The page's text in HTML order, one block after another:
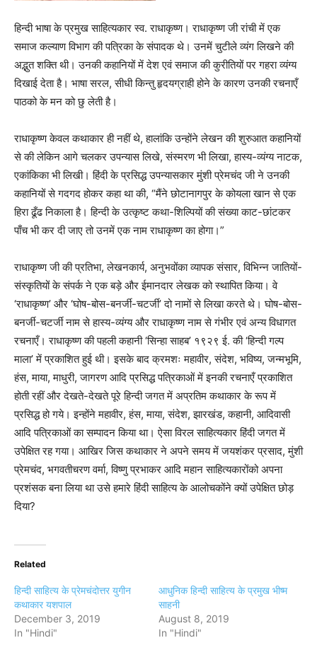
हिन्दी भाषा के प्रमुख साहित्यकार स्व. राधाकृष्ण। राधाकृष्ण जी रांची में एक
समाज कल्याण विभाग की पत्रिका के संपादक थे। उनमें चुटीले व्यंग लिखने की
अद्भुत शक्ति थी। उनकी कहानियों में देश एवं समाज की कुरीतियों पर गहरा व्यंग्य
दिखाई देता है। भाषा सरल, सीधी किन्तु हृदयग्राही होने के कारण उनकी रचनाएँ
पाठको के मन को छु लेती है।
राधाकृष्ण केवल कथाकार ही नहीं थे, हालांकि उन्होंने लेखन की शुरुआत कहानियों
से की लेकिन आगे चलकर उपन्यास लिखे, संस्मरण भी लिखा, हास्य-व्यंग्य नाटक,
एकांकिका भी लिखी। हिंदी के प्रसिद्ध उपन्यासकार मुंशी प्रेमचंद जी ने उनकी
कहानियों से गदगद होकर कहा था की, “मैंने छोटानागपुर के कोयला खान से एक
हिरा ढूँढ निकाला है। हिन्दी के उत्कृष्ट कथा-शिल्पियों की संख्या काट-छांटकर
पाँच भी कर दी जाए तो उनमें एक नाम राधाकृष्ण का होगा।”
राधाकृष्ण जी की प्रतिभा, लेखनकार्य, अनुभवोंका व्यापक संसार, विभिन्न जातियों-
संस्कृतियों के संपर्क ने एक बड़े और ईमानदार लेखक को स्थापित किया। वे
‘राधाकृष्ण’ और ‘घोष-बोस-बनर्जी-चटर्जी’ दो नामों से लिखा करते थे। घोष-बोस-
बनर्जी-चटर्जी नाम से हास्य-व्यंग्य और राधाकृष्ण नाम से गंभीर एवं अन्य विधागत
रचनाएँ। राधाकृष्ण की पहली कहानी ‘सिन्हा साहब’ १९२९ ई. की ‘हिन्दी गल्प
माला’ में प्रकाशित हुई थी। इसके बाद क्रमशः महावीर, संदेश, भविष्य, जन्मभूमि,
हंस, माया, माधुरी, जागरण आदि प्रसिद्ध पत्रिकाओं में इनकी रचनाएँ प्रकाशित
होती रहीं और देखते-देखते पूरे हिन्दी जगत में अप्रतिम कथाकार के रूप में
प्रसिद्ध हो गये। इन्होंने महावीर, हंस, माया, संदेश, झारखंड, कहानी, आदिवासी
आदि पत्रिकाओं का सम्पादन किया था। ऐसा विरल साहित्यकार हिंदी जगत में
उपेक्षित रह गया। आखिर जिस कथाकार ने अपने समय में जयशंकर प्रसाद, मुंशी
प्रेमचंद, भगवतीचरण वर्मा, विष्णु प्रभाकर आदि महान साहित्यकारोंको अपना
प्रशंसक बना लिया था उसे हमारे हिंदी साहित्य के आलोचकोंने क्यों उपेक्षित छोड़
दिया?
Related
हिन्दी साहित्य के प्रेमचंदोत्तर युगीन
कथाकार यशपाल
December 3, 2019
In "Hindi"
आधुनिक हिन्दी साहित्य के प्रमुख भीष्म
साहनी
August 8, 2019
In "Hindi"